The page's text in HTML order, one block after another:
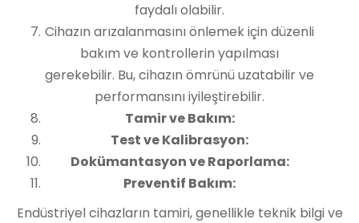
faydalı olabilir.
Cihazın arızalanmasını önlemek için düzenli
bakım ve kontrollerin yapılması
gerekebilir. Bu, cihazın ömrünü uzatabilir ve
performansını iyileştirebilir.
Tamir ve Bakım:
Test ve Kalibrasyon:
Dokümantasyon ve Raporlama:
Preventif Bakım:
Endüstriyel cihazların tamiri, genellikle teknik bilgi ve